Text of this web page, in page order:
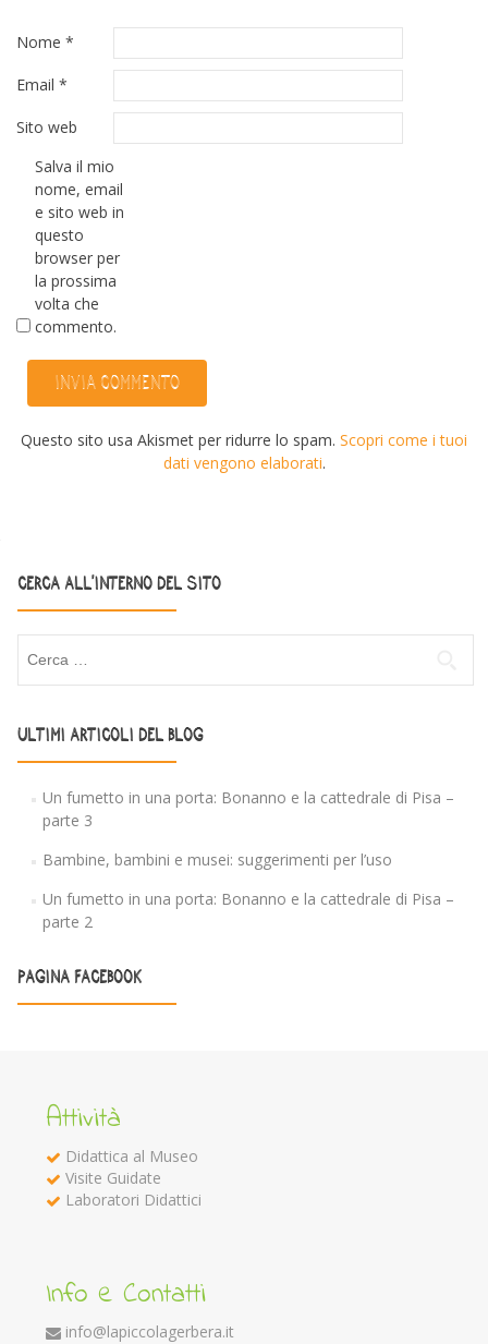
Nome *
Email *
Sito web
Salva il mio
nome, email
e sito web in
questo
browser per
la prossima
volta che
commento.
Questo sito usa Akismet per ridurre lo spam. Scopri come i tuoi
dati vengono elaborati.
CERCA ALL’INTERNO DEL SITO
ULTIMI ARTICOLI DEL BLOG
Un fumetto in una porta: Bonanno e la cattedrale di Pisa –
parte 3
Bambine, bambini e musei: suggerimenti per l’uso
Un fumetto in una porta: Bonanno e la cattedrale di Pisa –
parte 2
PAGINA FACEBOOK
Attività
Didattica al Museo
Visite Guidate
Laboratori Didattici
Info e Contatti
info@lapiccolagerbera.it